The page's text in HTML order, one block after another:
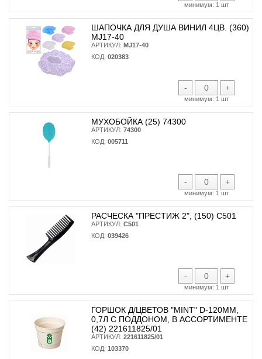
минимум: 1 шт
ШАПОЧКА ДЛЯ ДУША ВИНИЛ 4ЦВ. (360)
MJ17-40
АРТИКУЛ: MJ17-40
КОД: 020383
- +
минимум: 1 шт
МУХОБОЙКА (25) 74300
АРТИКУЛ: 74300
КОД: 005711
- +
минимум: 1 шт
РАСЧЕСКА "ПРЕСТИЖ 2", (150) С501
АРТИКУЛ: С501
КОД: 039426
- +
минимум: 1 шт
ГОРШОК Д/ЦВЕТОВ "MINT" D-120ММ,
0,7Л С ПОДДОНОМ, В АССОРТИМЕНТЕ
(42) 221611825/01
АРТИКУЛ: 221611825/01
КОД: 103370